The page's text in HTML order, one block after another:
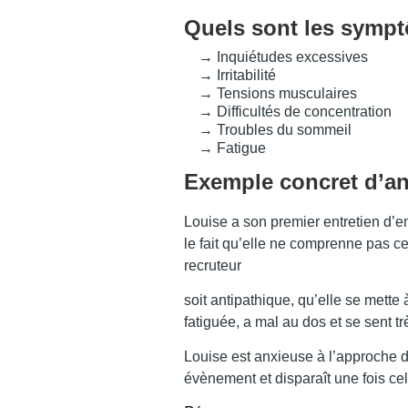
Quels sont les
→ Inquiétudes excessives
→ Irritabilité
→ Tensions musculaires
→ Difficultés de concentration
→ Troubles du sommeil
→ Fatigue
Exemple concret
Louise a son premier entretien
le fait qu’elle ne comprenne pas
recruteur
soit antipathique, qu’elle se
fatiguée, a mal au dos et se sent
Louise est anxieuse à l’approche
évènement et disparaît une fois